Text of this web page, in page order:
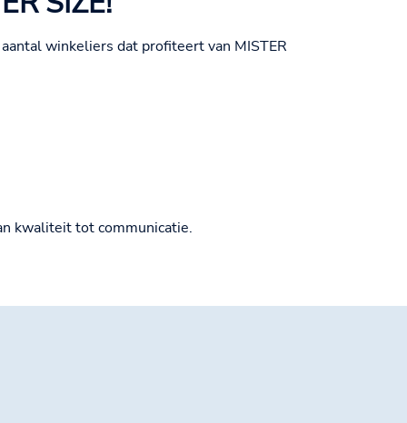
winkeliers dat profiteert van MISTER
kwaliteit tot communicatie.